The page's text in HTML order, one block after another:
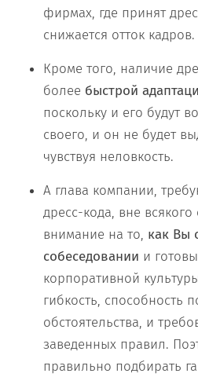
фирмах, где принят
снижается отток кадров.
Кроме того, наличие
более быстрой
поскольку и его будут
своего, и он не будет
чувствуя неловкость.
А глава компании,
дресс-кода, вне
внимание на то, как Вы
собеседовании и
корпоративной
гибкость, способность
обстоятельства, и
заведенных правил.
правильно подбирать